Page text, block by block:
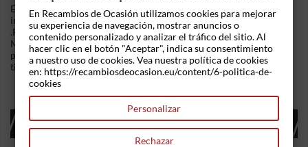
En Recambios de Ocasion disponemos de Cuadro de
instrumentos Renault Clio II (1990-2009) 1.4 (B/CB0C) (75 cv)
.Referencia Interna: 05141214315674 - Ref: P7700428508.
Marca 196.923 kilómetros. Alguna raya en el cristal. Fondo
pintado en blanco. Ademas, disponemos de mas recambios, si
tiene cualquier duda consultenos.
16 OTROS PRODUCTOS EN LA MISMA
CATEGORÍA:
En Recambios de Ocasión utilizamos cookies para mejorar
su experiencia de navegación, mostrar anuncios o
contenido personalizado y analizar el tráfico del sitio. Al
hacer clic en el botón "Aceptar", indica su consentimiento
a nuestro uso de cookies. Vea nuestra política de cookies
en: https://recambiosdeocasion.eu/content/6-politica-de-
cookies
Personalizar
Rechazar